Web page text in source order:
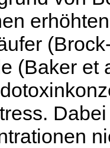
(Baker et